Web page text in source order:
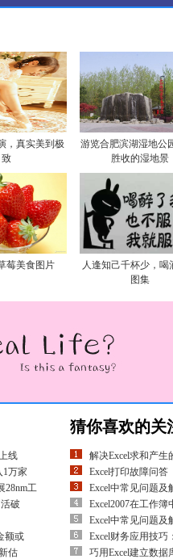
，真实美到极
致
游览合肥滨湖湿地公
胜收的湿地景
莓美食图片
人逢知己千杯少，喝
图集
线
1万家
28nm工
破
额或
估
猜你喜欢的关
解决Excel求和产生
Excel打印故障问答
Excel中常见问题及
Excel2007在工作
Excel中常见问题及
Excel财务应用技
巧用Excel建立数据